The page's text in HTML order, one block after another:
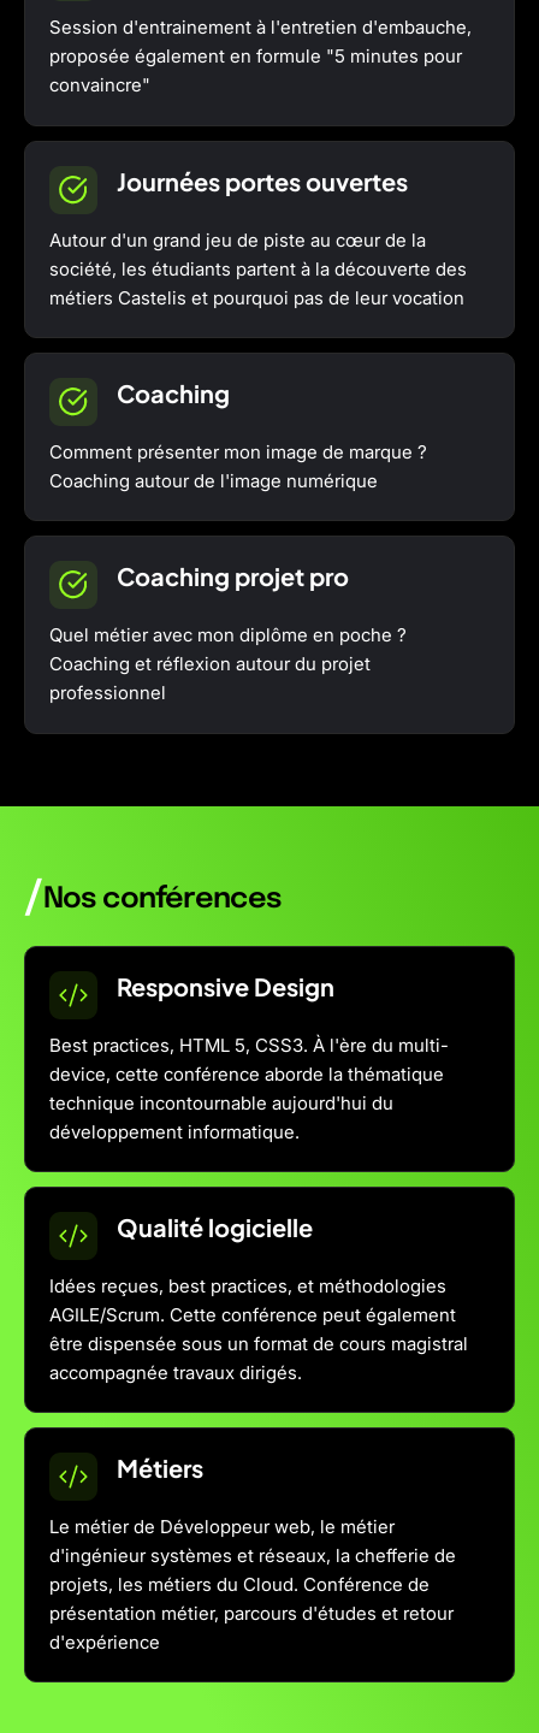
Session d'entrainement à l'entretien d'embauche,
proposée également en formule "5 minutes pour
convaincre"
Journées portes ouvertes
Autour d'un grand jeu de piste au cœur de la
société, les étudiants partent à la découverte des
métiers Castelis et pourquoi pas de leur vocation
Coaching
Comment présenter mon image de marque ?
Coaching autour de l'image numérique
Coaching projet pro
Quel métier avec mon diplôme en poche ?
Coaching et réflexion autour du projet
professionnel
/Nos conférences
Responsive Design
Best practices, HTML 5, CSS3. À l'ère du multi-
device, cette conférence aborde la thématique
technique incontournable aujourd'hui du
développement informatique.
Qualité logicielle
Idées reçues, best practices, et méthodologies
AGILE/Scrum. Cette conférence peut également
être dispensée sous un format de cours magistral
accompagnée travaux dirigés.
Métiers
Le métier de Développeur web, le métier
d'ingénieur systèmes et réseaux, la chefferie de
projets, les métiers du Cloud. Conférence de
présentation métier, parcours d'études et retour
d'expérience